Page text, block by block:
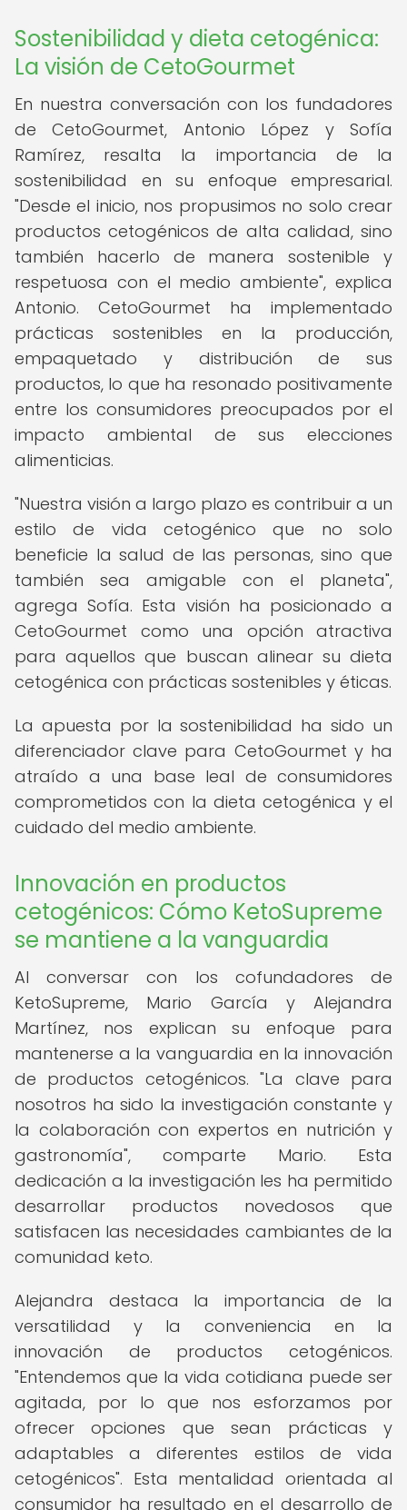
Sostenibilidad y dieta cetogénica:
La visión de CetoGourmet
En nuestra conversación con los fundadores
de CetoGourmet, Antonio López y Sofía
Ramírez, resalta la importancia de la
sostenibilidad en su enfoque empresarial.
"Desde el inicio, nos propusimos no solo crear
productos cetogénicos de alta calidad, sino
también hacerlo de manera sostenible y
respetuosa con el medio ambiente", explica
Antonio. CetoGourmet ha implementado
prácticas sostenibles en la producción,
empaquetado y distribución de sus
productos, lo que ha resonado positivamente
entre los consumidores preocupados por el
impacto ambiental de sus elecciones
alimenticias.
"Nuestra visión a largo plazo es contribuir a un
estilo de vida cetogénico que no solo
beneficie la salud de las personas, sino que
también sea amigable con el planeta",
agrega Sofía. Esta visión ha posicionado a
CetoGourmet como una opción atractiva
para aquellos que buscan alinear su dieta
cetogénica con prácticas sostenibles y éticas.
La apuesta por la sostenibilidad ha sido un
diferenciador clave para CetoGourmet y ha
atraído a una base leal de consumidores
comprometidos con la dieta cetogénica y el
cuidado del medio ambiente.
Innovación en productos
cetogénicos: Cómo KetoSupreme
se mantiene a la vanguardia
Al conversar con los cofundadores de
KetoSupreme, Mario García y Alejandra
Martínez, nos explican su enfoque para
mantenerse a la vanguardia en la innovación
de productos cetogénicos. "La clave para
nosotros ha sido la investigación constante y
la colaboración con expertos en nutrición y
gastronomía", comparte Mario. Esta
dedicación a la investigación les ha permitido
desarrollar productos novedosos que
satisfacen las necesidades cambiantes de la
comunidad keto.
Alejandra destaca la importancia de la
versatilidad y la conveniencia en la
innovación de productos cetogénicos.
"Entendemos que la vida cotidiana puede ser
agitada, por lo que nos esforzamos por
ofrecer opciones que sean prácticas y
adaptables a diferentes estilos de vida
cetogénicos". Esta mentalidad orientada al
consumidor ha resultado en el desarrollo de